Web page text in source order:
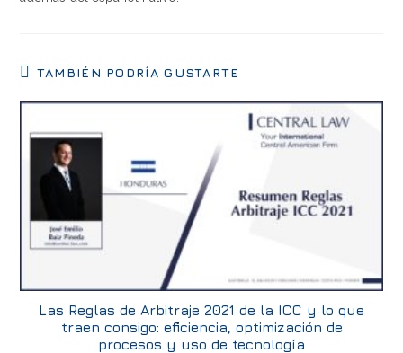
TAMBIÉN PODRÍA GUSTARTE
Las Reglas de Arbitraje 2021 de la ICC y lo que
traen consigo: eficiencia, optimización de
procesos y uso de tecnología